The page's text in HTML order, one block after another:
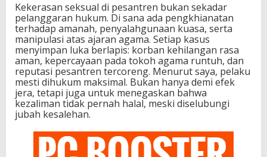
Kekerasan seksual di pesantren bukan sekadar
pelanggaran hukum. Di sana ada pengkhianatan
terhadap amanah, penyalahgunaan kuasa, serta
manipulasi atas ajaran agama. Setiap kasus
menyimpan luka berlapis: korban kehilangan rasa
aman, kepercayaan pada tokoh agama runtuh, dan
reputasi pesantren tercoreng. Menurut saya, pelaku
mesti dihukum maksimal. Bukan hanya demi efek
jera, tetapi juga untuk menegaskan bahwa
kezaliman tidak pernah halal, meski diselubungi
jubah kesalehan.